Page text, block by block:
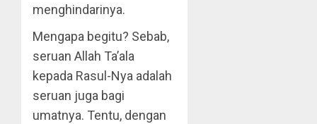
menghindarinya.
Mengapa begitu? Sebab,
seruan Allah Ta’ala
kepada Rasul-Nya adalah
seruan juga bagi
umatnya. Tentu, dengan